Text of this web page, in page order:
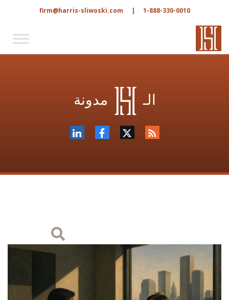
1-888-330-0010
|
firm@harris-sliwoski.com
الـ مدونة